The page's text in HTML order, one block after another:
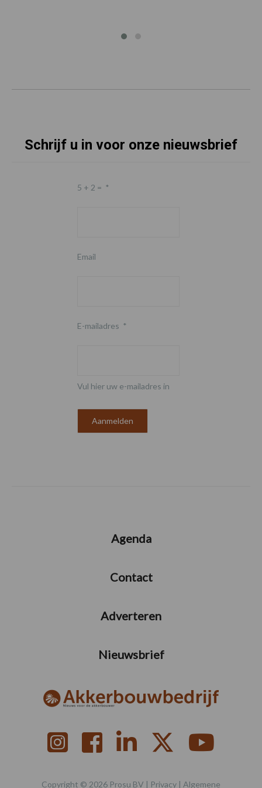
Schrijf u in voor onze nieuwsbrief
5 + 2 = *
Email
E-mailadres *
Vul hier uw e-mailadres in
Agenda
Contact
Adverteren
Nieuwsbrief
Copyright © 2026 Prosu BV | Privacy | Algemene